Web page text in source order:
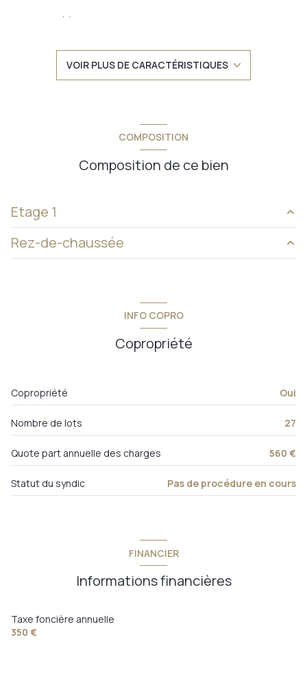
1 salle(s) d'eau
Chauffage individuel : autre (electrique)
2 parking(s)
1er étage
VOIR PLUS DE CARACTÉRISTIQUES
COMPOSITION
Composition de ce bien
Etage 1
pièce de vie
balcon
1,50 m²
Rez-de-chaussée
INFO COPRO
Copropriété
Copropriété Oui
Nombre de lots 27
Quote part annuelle des charges 560 €
Statut du syndic Pas de procédure en cours
FINANCIER
Informations financières
Taxe foncière annuelle
350 €